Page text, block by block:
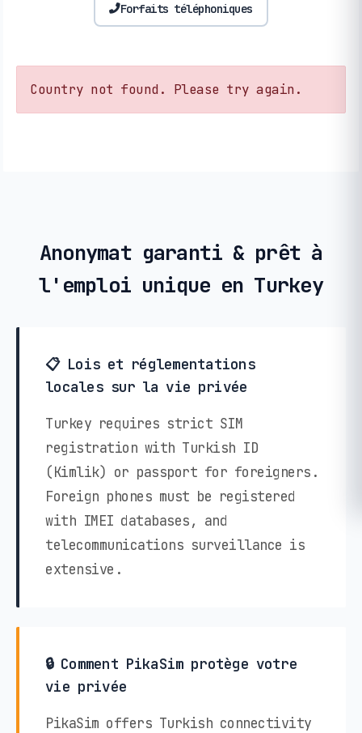
Forfaits téléphoniques
Country not found. Please try again.
Anonymat garanti & prêt à
l'emploi unique en Turkey
📋 Lois et réglementations
locales sur la vie privée
Turkey requires strict SIM
registration with Turkish ID
(Kimlik) or passport for foreigners.
Foreign phones must be registered
with IMEI databases, and
telecommunications surveillance is
extensive.
🔒 Comment PikaSim protège votre
vie privée
PikaSim offers Turkish connectivity